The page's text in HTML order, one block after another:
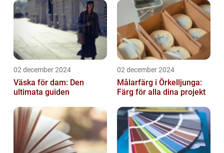
02 december 2024
Väska för dam: Den
ultimata guiden
02 december 2024
Målarfärg i Örkelljunga:
Färg för alla dina projekt